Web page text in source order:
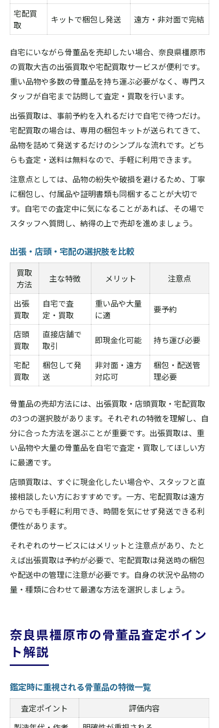
宅配買
取
キットで梱包し発送 遠方・非対面で完結
自宅にいながら骨董品を売却したい場合、奈良県橿原市
の買取大吉の出張買取や宅配買取サービスが便利です。
重い品物や多数の骨董品を持ち運ぶ必要がなく、専門ス
タッフが自宅まで訪問して査定・買取を行います。
出張買取は、事前予約を入れるだけで自宅で待つだけ。
宅配買取の場合は、専用の梱包キットが送られてきて、
品物を詰めて発送するだけのシンプルな流れです。どち
らも査定・送料は無料なので、手軽に利用できます。
注意点としては、品物の紛失や破損を避けるため、丁寧
に梱包し、付属品や証明書類も同梱することが大切で
す。自宅での査定中に気になることがあれば、その場で
スタッフへ質問し、納得の上で売却を進めましょう。
出張・店頭・宅配の選択肢を比較
買取
方法
主な特徴 メリット 注意点
出張
買取
自宅で査
定・買取
重い品や大量
に適
要予約
店頭
買取
直接店舗で
取引
即現金化可能 持ち運び必要
宅配
買取
梱包して発
送
非対面・遠方
対応可
梱包・配送管
理必要
骨董品の売却方法には、出張買取・店頭買取・宅配買取
の3つの選択肢があります。それぞれの特徴を理解し、自
分に合った方法を選ぶことが重要です。出張買取は、重
い品物や大量の骨董品を自宅で査定・買取してほしい方
に最適です。
店頭買取は、すぐに現金化したい場合や、スタッフと直
接相談したい方におすすめです。一方、宅配買取は遠方
からでも手軽に利用でき、時間を気にせず発送できる利
便性があります。
それぞれのサービスにはメリットと注意点があり、たと
えば出張買取は予約が必要で、宅配買取は発送時の梱包
や配送中の管理に注意が必要です。自身の状況や品物の
量・種類に合わせて最適な方法を選択しましょう。
奈良県橿原市の骨董品査定ポイン
ト解説
鑑定時に重視される骨董品の特徴一覧
査定ポイント
評価内容